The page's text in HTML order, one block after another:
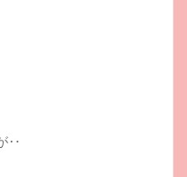
‥